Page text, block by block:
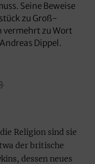
Seine Beweise
zu Groß-
vermehrt zu Wort
Dippel.
Religion sind sie
der britische
dessen neues